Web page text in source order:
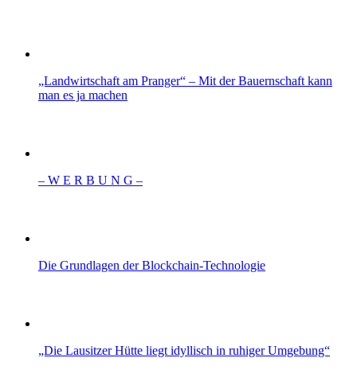
„Landwirtschaft am Pranger“ – Mit der Bauernschaft kann
man es ja machen
– W Ε R Β U Ν G –
Die Grundlagen der Blockchain-Technologie
„Die Lausitzer Hütte liegt idyllisch in ruhiger Umgebung“